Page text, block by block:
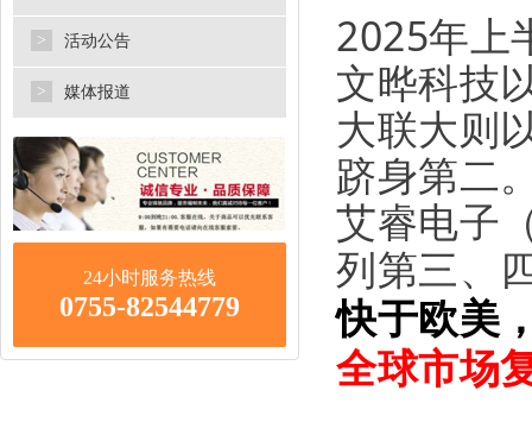
> 活动公告
> 媒体报道
24小时服务热线
0755-82544779
2025年上
文晔科技
大联大则
跻身第二
艾睿电子
列第三、
快于欧美
全球市场